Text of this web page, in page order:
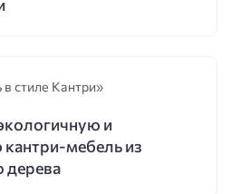
стиле Кантри»
и
мебель из
дерева